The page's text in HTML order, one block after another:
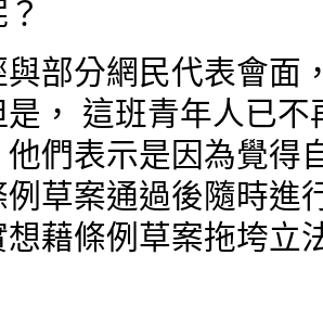
與部分網民代表會面
， 這班青年人已
們表示是因為覺得
草案通過後隨時進
想藉條例草案拖垮立